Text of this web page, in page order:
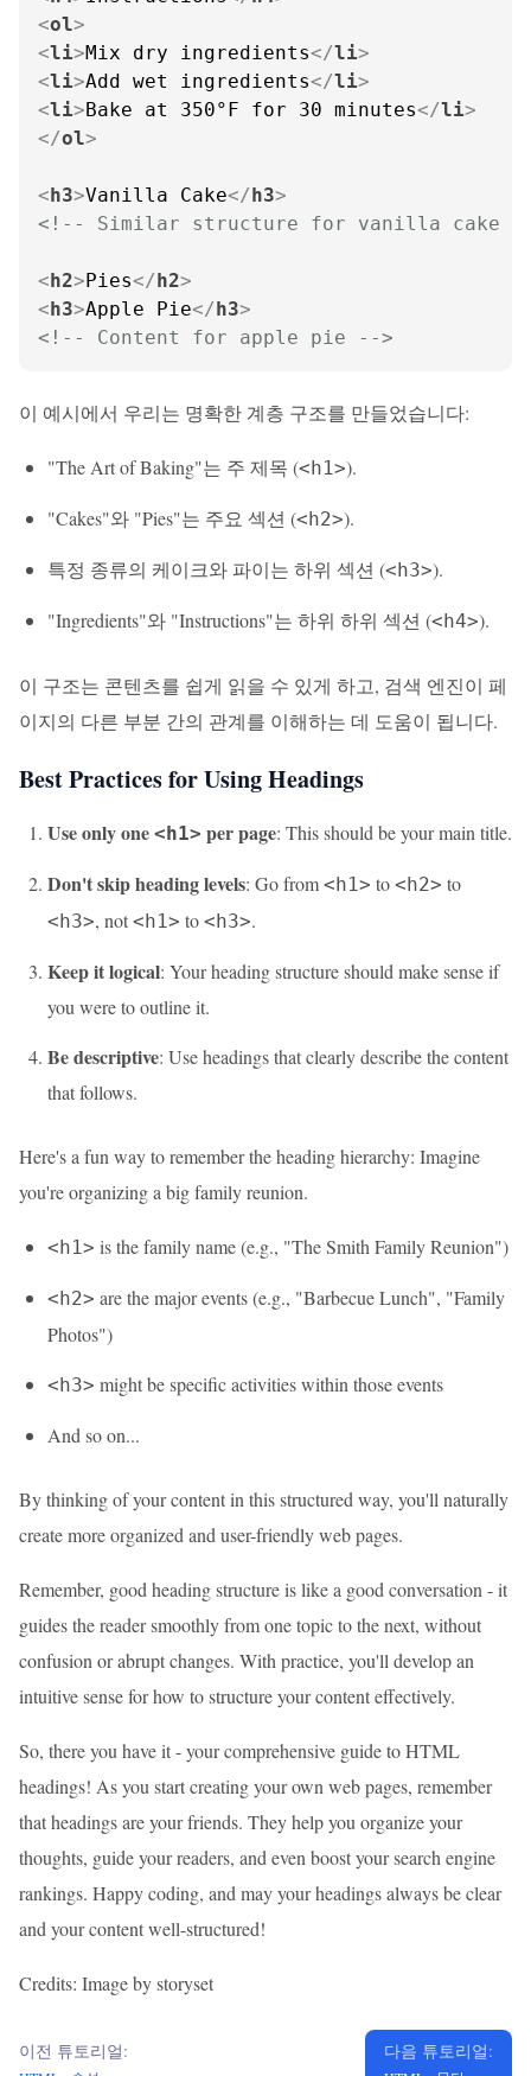
<ol>
<li>Mix dry ingredients</li>
<li>Add wet ingredients</li>
<li>Bake at 350°F for 30 minutes</li>
</ol>
<h3>Vanilla Cake</h3>
<!-- Similar structure for vanilla cake
<h2>Pies</h2>
<h3>Apple Pie</h3>
<!-- Content for apple pie -->
이 예시에서 우리는 명확한 계층 구조를 만들었습니다:
"The Art of Baking"는 주 제목 (<h1>).
"Cakes"와 "Pies"는 주요 섹션 (<h2>).
특정 종류의 케이크와 파이는 하위 섹션 (<h3>).
"Ingredients"와 "Instructions"는 하위 하위 섹션 (<h4>).
이 구조는 콘텐츠를 쉽게 읽을 수 있게 하고, 검색 엔진이 페
이지의 다른 부분 간의 관계를 이해하는 데 도움이 됩니다.
Best Practices for Using Headings
Use only one <h1> per page: This should be your main title.
Don't skip heading levels: Go from <h1> to <h2> to
<h3>, not <h1> to <h3>.
Keep it logical: Your heading structure should make sense if
you were to outline it.
Be descriptive: Use headings that clearly describe the content
that follows.
Here's a fun way to remember the heading hierarchy: Imagine
you're organizing a big family reunion.
<h1> is the family name (e.g., "The Smith Family Reunion")
<h2> are the major events (e.g., "Barbecue Lunch", "Family
Photos")
<h3> might be specific activities within those events
And so on...
By thinking of your content in this structured way, you'll naturally
create more organized and user-friendly web pages.
Remember, good heading structure is like a good conversation - it
guides the reader smoothly from one topic to the next, without
confusion or abrupt changes. With practice, you'll develop an
intuitive sense for how to structure your content effectively.
So, there you have it - your comprehensive guide to HTML
headings! As you start creating your own web pages, remember
that headings are your friends. They help you organize your
thoughts, guide your readers, and even boost your search engine
rankings. Happy coding, and may your headings always be clear
and your content well-structured!
Credits: Image by storyset
이전 튜토리얼: 다음 튜토리얼: